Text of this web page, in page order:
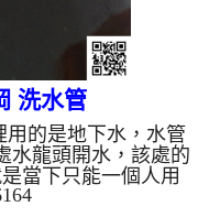
洗水管
的是地下水，水管
水龍頭開水，該處的
當下只能一個人用
公司到現場檢測，判